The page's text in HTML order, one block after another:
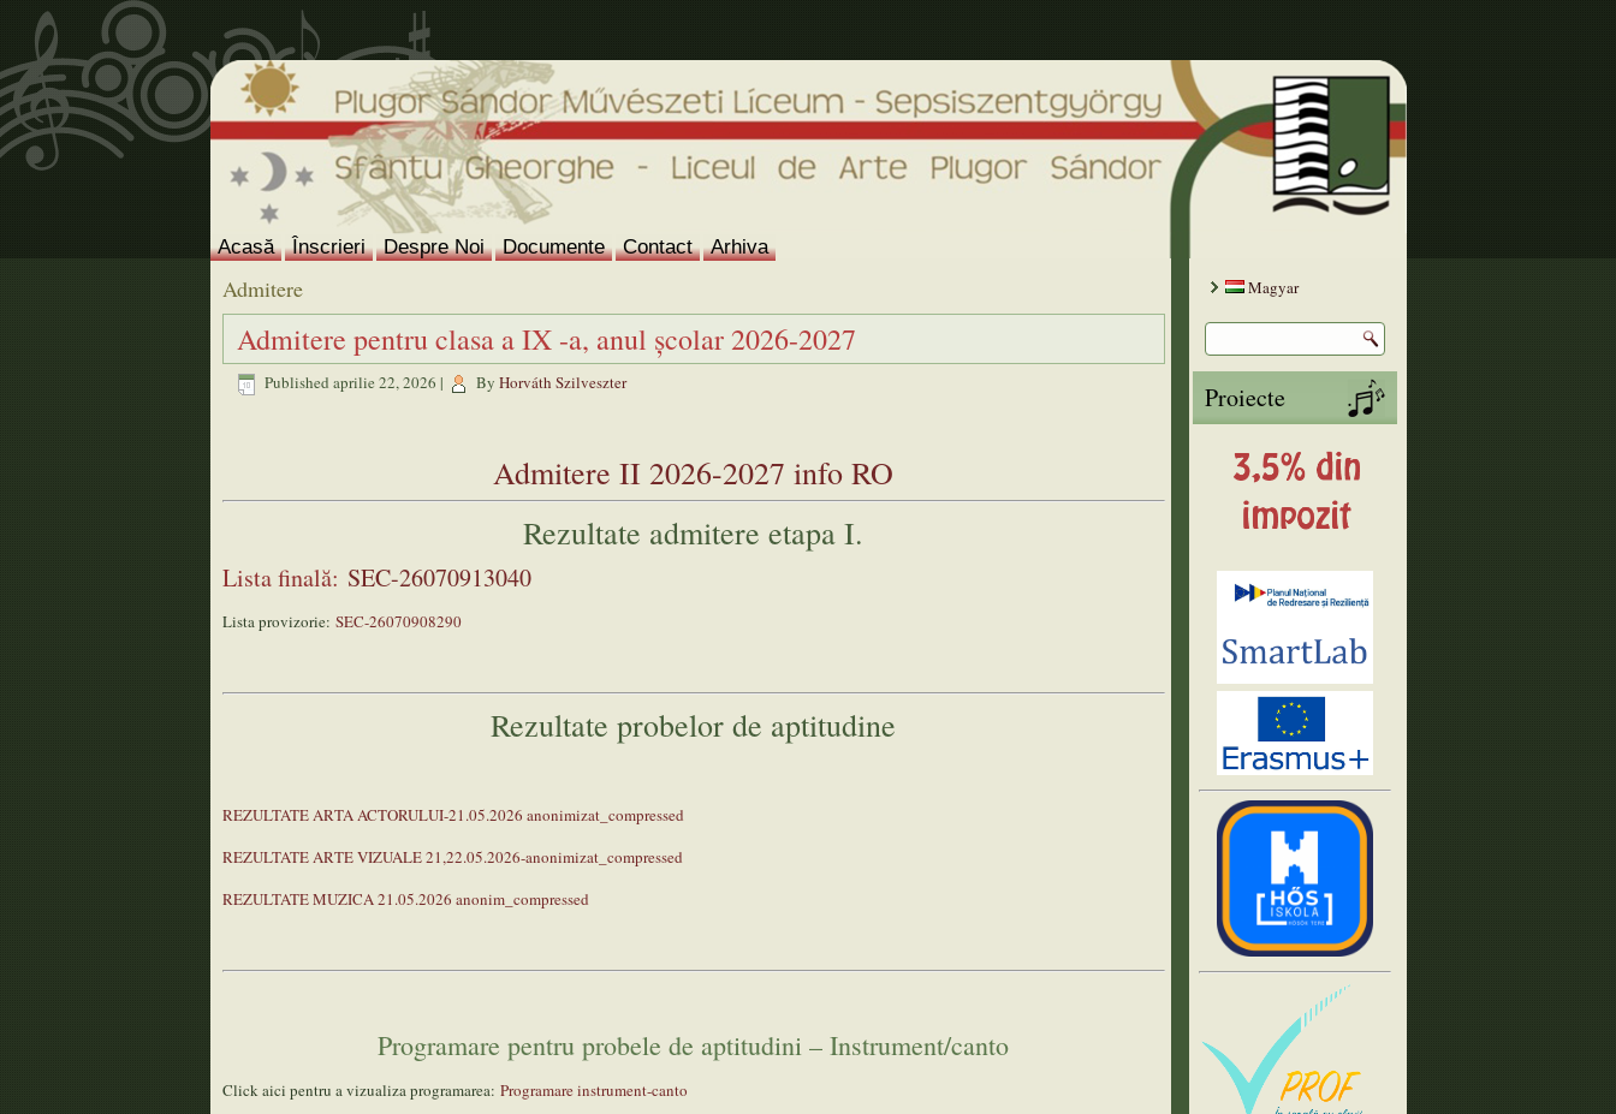
Acasă Înscrieri Despre Noi Documente Contact Arhiva
Admitere
Admitere pentru clasa a IX -a, anul școlar 2026-2027
Published aprilie 22, 2026 | By Horváth Szilveszter
Admitere II 2026-2027 info RO
Rezultate admitere etapa I.
Lista finală: SEC-26070913040
Lista provizorie: SEC-26070908290
Rezultate probelor de aptitudine
REZULTATE ARTA ACTORULUI-21.05.2026 anonimizat_compressed
REZULTATE ARTE VIZUALE 21,22.05.2026-anonimizat_compressed
REZULTATE MUZICA 21.05.2026 anonim_compressed
Programare pentru probele de aptitudini – Instrument/canto
Click aici pentru a vizualiza programarea: Programare instrument-canto
Magyar
Proiecte